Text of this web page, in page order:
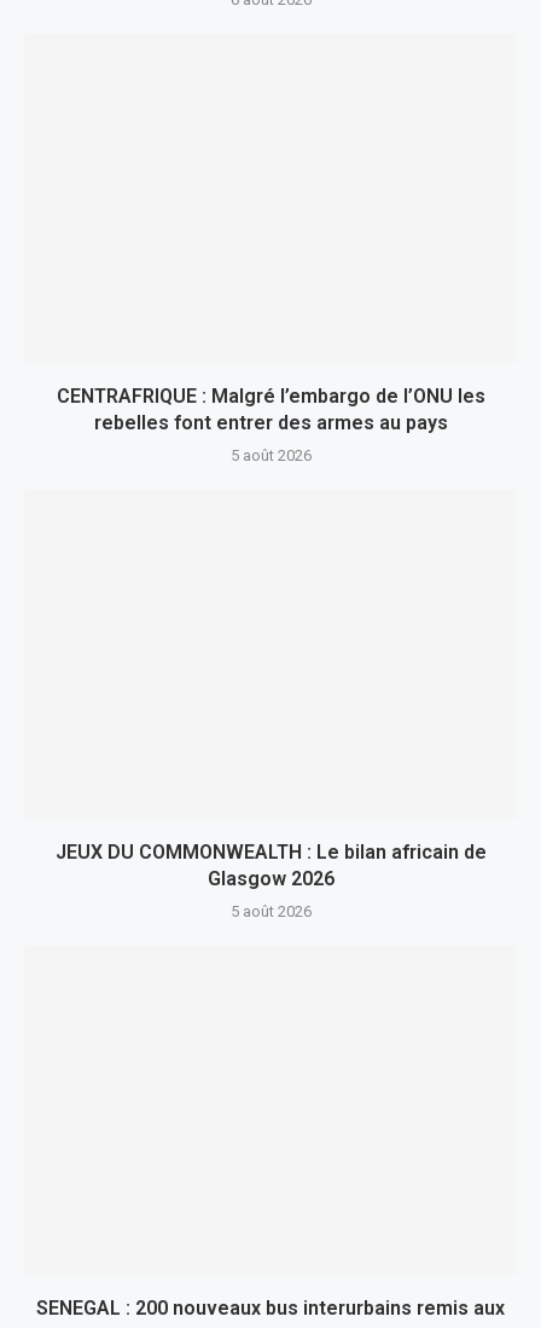
CENTRAFRIQUE : Malgré l’embargo de l’ONU les
rebelles font entrer des armes au pays
5 août 2026
JEUX DU COMMONWEALTH : Le bilan africain de
Glasgow 2026
5 août 2026
SENEGAL : 200 nouveaux bus interurbains remis aux